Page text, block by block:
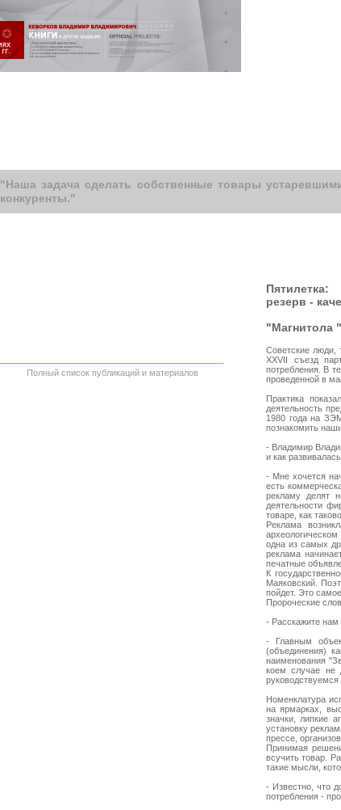
"Наша задача сделать собственные товары
конкуренты."
Полный список публикаций и материалов
Пятилетка:
резерв -
"Магнитола
Советские люди,
XXVII съезд
потребления. В
проведенной в
Практика
деятельность
1980 года на
познакомить
- Владимир
и как
- Мне хочется
есть
рекламу делят
деятельности
товаре, как
Реклама
одна из самых
реклама
печатные
К
Маяковский.
пойдет. Это
Пророческие
- Расскажите нам
- Главным
(объединения)
наименования
коем случае не
руководствуемся
Номенклатура
на ярмарках,
значки, липкие
установку
прессе,
Принимая
всучить товар.
такие мысли,
- Известно, что
потребления -